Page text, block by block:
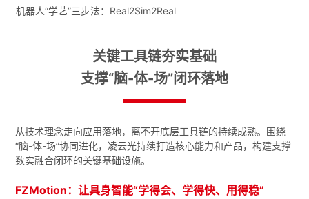
机器人“学艺”三步法：Real2Sim2Real
关键工具链夯实基础
支撑“脑-体-场”闭环落地
从技术理念走向应用落地，离不开底层工具链的持续成熟。围绕
“脑-体-场”协同进化，凌云光持续打造核心能力和产品，构建支撑
数实融合闭环的关键基础设施。
FZMotion：让具身智能“学得会、学得快、用得稳”